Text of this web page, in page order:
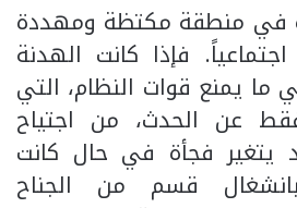
في منطقة مكتظة ومهددة
فإذا كانت الهدنة
ما يمنع قوات النظام، التي
عن الحدث، من اجتياح
يتغير فجأة في حال كانت
قسم من الجناح